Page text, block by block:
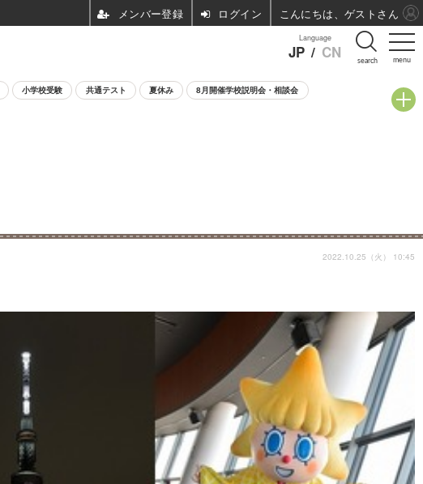
menu
Language
JP / CN search
小学校受験 共通テスト 夏休み 8月開催学校説明会・相談会
2022.10.25（火） 10:45
ログイン こんにちは、ゲストさん